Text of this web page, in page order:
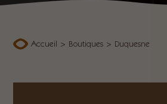
Accueil > Boutiques > Duquesne